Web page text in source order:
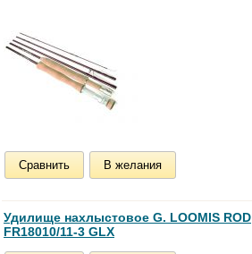
Сравнить В желания
Удилище нахлыстовое G. LOOMIS ROD
FR18010/11-3 GLX